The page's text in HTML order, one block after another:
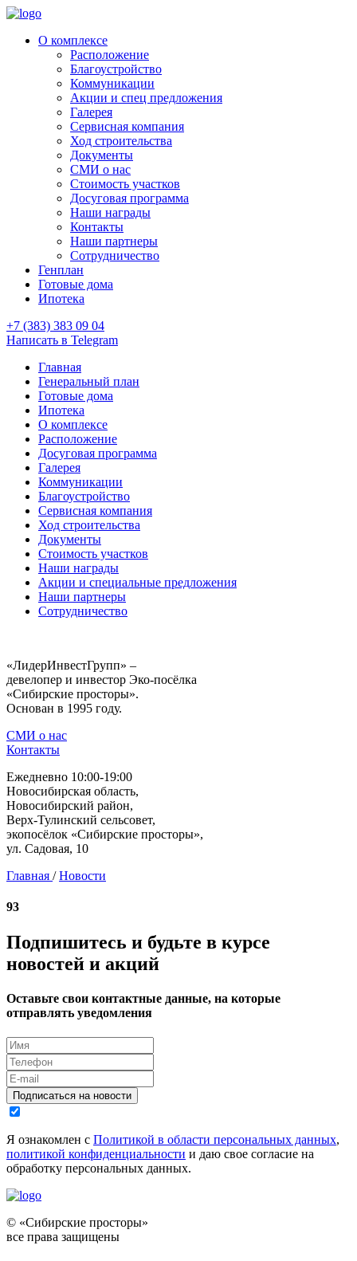
О комплексе
Расположение
Благоустройство
Коммуникации
Акции и спец предложения
Галерея
Сервисная компания
Ход строительства
Документы
СМИ о нас
Стоимость участков
Досуговая программа
Наши награды
Контакты
Наши партнеры
Сотрудничество
Генплан
Готовые дома
Ипотека
+7 (383) 383 09 04
Написать в Telegram
Главная
Генеральный план
Готовые дома
Ипотека
О комплексе
Расположение
Досуговая программа
Галерея
Коммуникации
Благоустройство
Сервисная компания
Ход строительства
Документы
Стоимость участков
Наши награды
Акции и специальные предложения
Наши партнеры
Сотрудничество
«ЛидерИнвестГрупп» –
девелопер и инвестор Эко-посёлка
«Сибирские просторы».
Основан в 1995 году.
СМИ о нас
Контакты
Ежедневно 10:00-19:00
Новосибирская область,
Новосибирский район,
Верх-Тулинский сельсовет,
экопосёлок «Сибирские просторы»,
ул. Садовая, 10
Главная / Новости
93
Подпишитесь и будьте в курсе
новостей и акций
Оставьте свои контактные данные, на которые
отправлять уведомления
Подписаться на новости
Я ознакомлен с Политикой в области персональных данных,
политикой конфиденциальности и даю свое согласие на
обработку персональных данных.
© «Сибирские просторы»
все права защищены